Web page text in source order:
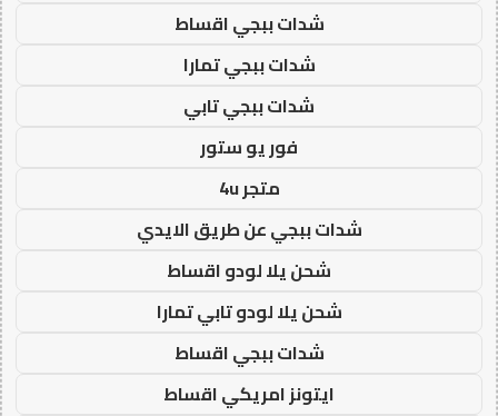
شدات ببجي اقساط
شدات ببجي تمارا
شدات ببجي تابي
فور يو ستور
متجر 4u
شدات ببجي عن طريق الايدي
شحن يلا لودو اقساط
شحن يلا لودو تابي تمارا
شدات ببجي اقساط
ايتونز امريكي اقساط